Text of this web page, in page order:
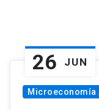
26 JUN
Microeconomía